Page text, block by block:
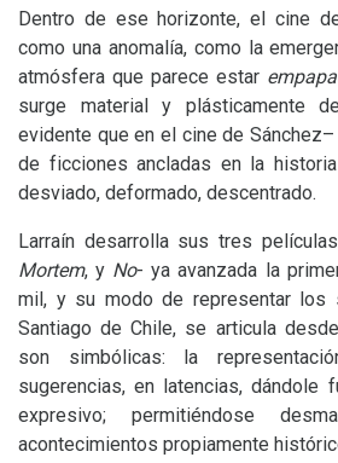
Dentro de ese horizonte, el cine
como una anomalía, como la
atmósfera que parece estar
surge material y plásticamente
evidente que en el cine de
de ficciones ancladas en la
desviado, deformado, descentrado.
Larraín desarrolla sus tres
Mortem, y No- ya avanzada la
mil, y su modo de representar los
Santiago de Chile, se articula
son simbólicas: la
sugerencias, en latencias, dándole
expresivo; permitiéndose
acontecimientos propiamente